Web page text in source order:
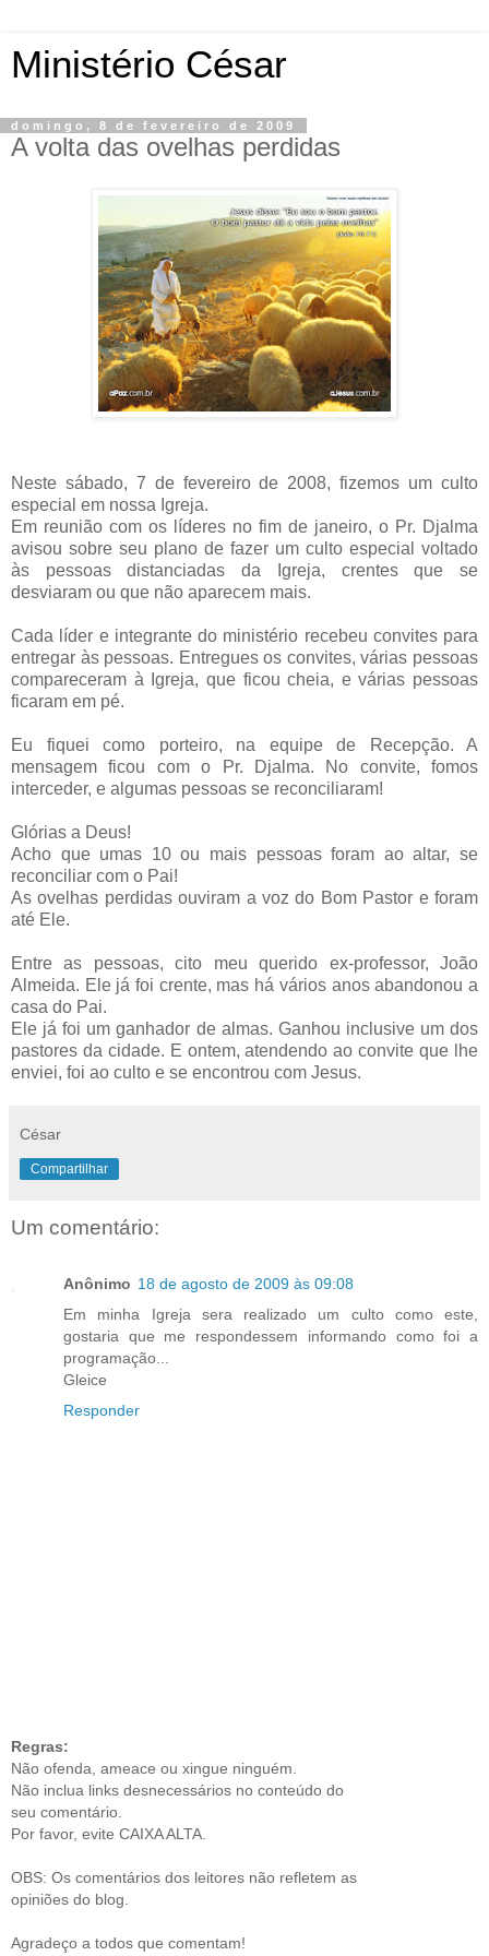
Ministério César
domingo, 8 de fevereiro de 2009
A volta das ovelhas perdidas
Neste sábado, 7 de fevereiro de 2008, fizemos um culto
especial em nossa Igreja.
Em reunião com os líderes no fim de janeiro, o Pr. Djalma
avisou sobre seu plano de fazer um culto especial voltado
às pessoas distanciadas da Igreja, crentes que se
desviaram ou que não aparecem mais.
Cada líder e integrante do ministério recebeu convites para
entregar às pessoas. Entregues os convites, várias pessoas
compareceram à Igreja, que ficou cheia, e várias pessoas
ficaram em pé.
Eu fiquei como porteiro, na equipe de Recepção. A
mensagem ficou com o Pr. Djalma. No convite, fomos
interceder, e algumas pessoas se reconciliaram!
Glórias a Deus!
Acho que umas 10 ou mais pessoas foram ao altar, se
reconciliar com o Pai!
As ovelhas perdidas ouviram a voz do Bom Pastor e foram
até Ele.
Entre as pessoas, cito meu querido ex-professor, João
Almeida. Ele já foi crente, mas há vários anos abandonou a
casa do Pai.
Ele já foi um ganhador de almas. Ganhou inclusive um dos
pastores da cidade. E ontem, atendendo ao convite que lhe
enviei, foi ao culto e se encontrou com Jesus.
César
Compartilhar
Um comentário:
Anônimo 18 de agosto de 2009 às 09:08
Em minha Igreja sera realizado um culto como este,
gostaria que me respondessem informando como foi a
programação...
Gleice
Responder
Regras:
Não ofenda, ameace ou xingue ninguém.
Não inclua links desnecessários no conteúdo do
seu comentário.
Por favor, evite CAIXA ALTA.
OBS: Os comentários dos leitores não refletem as
opiniões do blog.
Agradeço a todos que comentam!